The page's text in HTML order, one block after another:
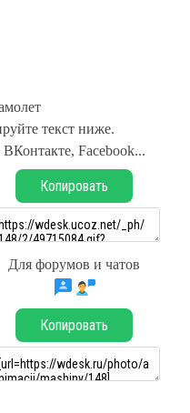
текст ниже.
Facebook...
Копировать
Для форумов и чатов
Копировать